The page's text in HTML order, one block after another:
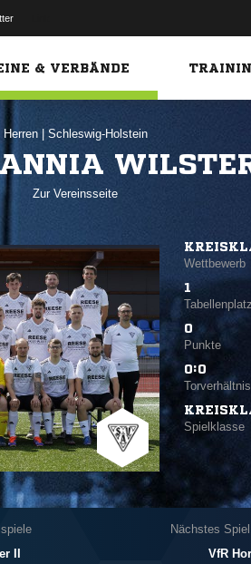
& VERBÄNDE
Herren Schleswig-Holstein
Zur Vereinsseite
Wettbewerb
1
Tabellenplatz
0
Punkte
0:0
Torverhältnis
Spielklasse
II
Nächstes
VfR